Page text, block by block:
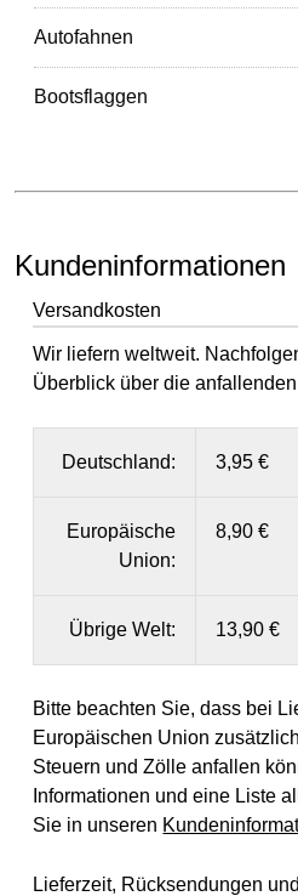
Autofahnen
Bootsflaggen
Kundeninformationen
Versandkosten
Wir liefern weltweit.
Überblick über die
Deutschland: 3,95 €
Europäische
Union:
8,90 €
Übrige Welt: 13,90 €
Bitte beachten Sie, dass bei
Europäischen Union
Steuern und Zölle anfallen
Informationen und eine Liste
Sie in unseren
Lieferzeit, Rücksendungen